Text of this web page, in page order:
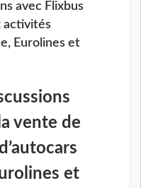
avec Flixbus
activités
Eurolines et
vente de
et